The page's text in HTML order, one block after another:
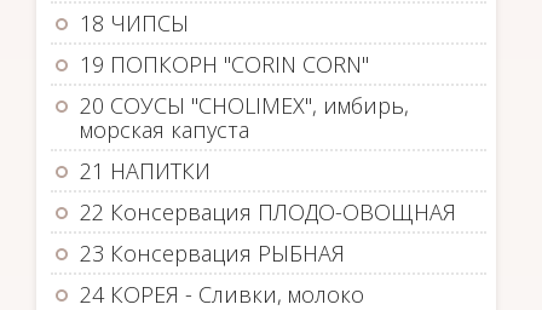
18 ЧИПСЫ
19 ПОПКОРН "CORIN CORN"
20 СОУСЫ "CHOLIMEX", имбирь,
морская капуста
21 НАПИТКИ
22 Консервация ПЛОДО-ОВОЩНАЯ
23 Консервация РЫБНАЯ
24 КОРЕЯ - Сливки, молоко